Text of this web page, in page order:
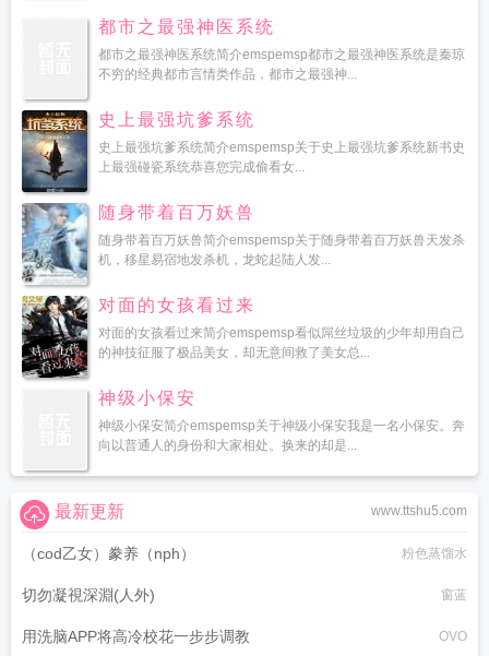
都市之最强神医系统
都市之最强神医系统简介emspemsp都市之最强神医系统是秦琼
不穷的经典都市言情类作品，都市之最强神...
史上最强坑爹系统
史上最强坑爹系统简介emspemsp关于史上最强坑爹系统新书史
上最强碰瓷系统恭喜您完成偷看女...
随身带着百万妖兽
随身带着百万妖兽简介emspemsp关于随身带着百万妖兽天发杀
机，移星易宿地发杀机，龙蛇起陆人发...
对面的女孩看过来
对面的女孩看过来简介emspemsp看似屌丝垃圾的少年却用自己
的神技征服了极品美女，却无意间救了美女总...
神级小保安
神级小保安简介emspemsp关于神级小保安我是一名小保安。奔
向以普通人的身份和大家相处。换来的却是...
www.ttshu5.com
最新更新
（cod乙女）豢养（nph） 粉色蒸馏水
切勿凝視深淵(人外) 窗蓝
用洗脑APP将高冷校花一步步调教 OVO